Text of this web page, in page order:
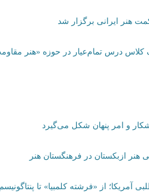
ایرانی برگزار شد
درس تمام‌عیار در حوزه «هنر
و امر پنهان شکل می‌گیرد
ازبکستان در فرهنگستان هنر
از «فرشته کلمبیا» تا پنتاگونیسم